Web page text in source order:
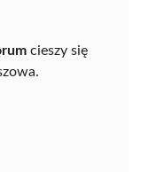
cieszy się